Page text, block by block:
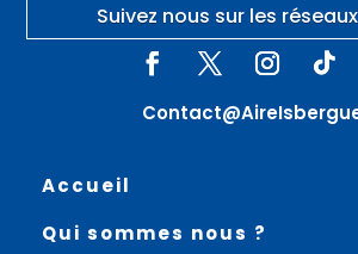
Suivez nous sur les
Accueil
Qui sommes nous ?